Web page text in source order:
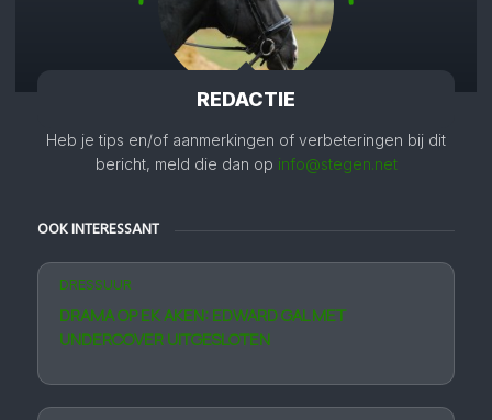
REDACTIE
Heb je tips en/of aanmerkingen of verbeteringen bij dit
bericht, meld die dan op info@stegen.net
OOK INTERESSANT
DRESSUUR
DRAMA OP EK AKEN: EDWARD GAL MET
UNDERCOVER UITGESLOTEN